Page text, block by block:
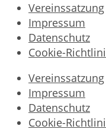
Vereinssatzung
Impressum
Datenschutz
Cookie-
Vereinssatzung
Impressum
Datenschutz
Cookie-